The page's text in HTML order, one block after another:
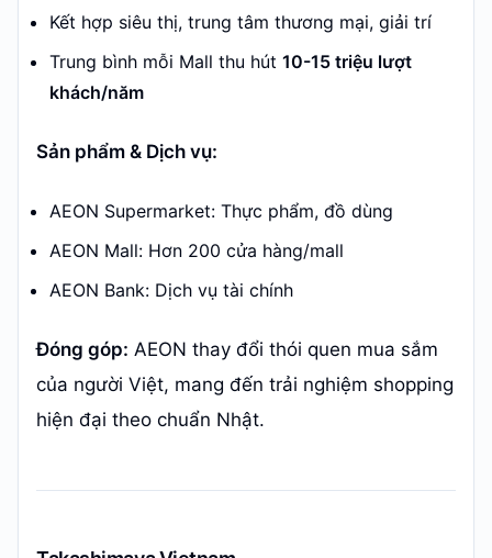
Kết hợp siêu thị, trung tâm thương mại, giải trí
Trung bình mỗi Mall thu hút 10-15 triệu lượt
khách/năm
Sản phẩm & Dịch vụ:
AEON Supermarket: Thực phẩm, đồ dùng
AEON Mall: Hơn 200 cửa hàng/mall
AEON Bank: Dịch vụ tài chính
Đóng góp: AEON thay đổi thói quen mua sắm
của người Việt, mang đến trải nghiệm shopping
hiện đại theo chuẩn Nhật.